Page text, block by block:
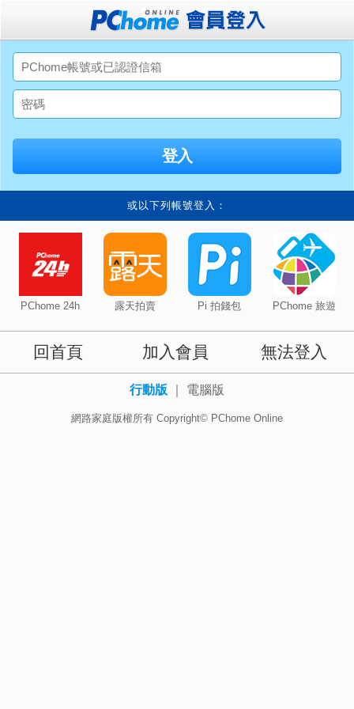
或以下列帳號登入：
PChome 24h 露天拍賣 Pi 拍錢包 PChome 旅遊
回首頁 加入會員 無法登入
行動版 電腦版
網路家庭版權所有 Copyright© PChome Online